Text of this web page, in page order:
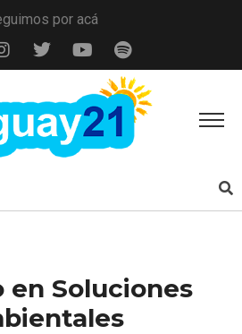
por acá
en Soluciones